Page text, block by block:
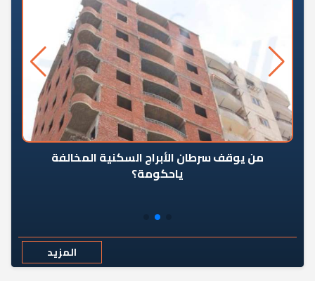
من يوقف سرطان الأبراج السكنية المخالفة
ياحكومة؟
المزيد